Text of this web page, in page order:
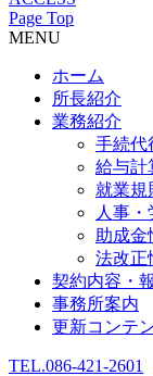
Page Top
MENU
ホーム
所長紹介
業務紹介
手続代
給与計
就業規
人事・
助成金
法改正
契約内容・
事務所案内
更新コンテ
TEL.086-421-2601